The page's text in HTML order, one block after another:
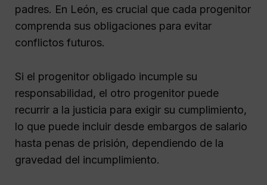
padres. En León, es crucial que cada progenitor
comprenda sus obligaciones para evitar
conflictos futuros.
Si el progenitor obligado incumple su
responsabilidad, el otro progenitor puede
recurrir a la justicia para exigir su cumplimiento,
lo que puede incluir desde embargos de salario
hasta penas de prisión, dependiendo de la
gravedad del incumplimiento.